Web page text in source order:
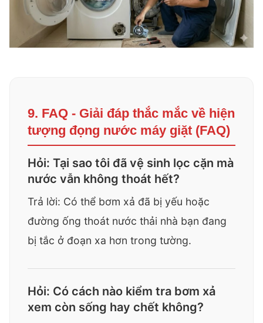
9. FAQ - Giải đáp thắc mắc về hiện
tượng đọng nước máy giặt (FAQ)
Hỏi: Tại sao tôi đã vệ sinh lọc cặn mà
nước vẫn không thoát hết?
Trả lời: Có thể bơm xả đã bị yếu hoặc
đường ống thoát nước thải nhà bạn đang
bị tắc ở đoạn xa hơn trong tường.
Hỏi: Có cách nào kiểm tra bơm xả
xem còn sống hay chết không?